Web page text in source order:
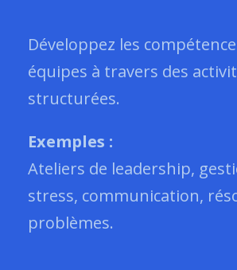
Développez les
équipes à travers des
structurées.
Exemples :
Ateliers de leadership,
stress, communication,
problèmes.